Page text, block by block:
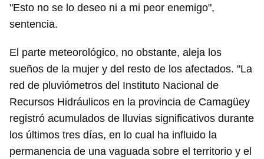
"Esto no se lo deseo ni a mi peor enemigo",
sentencia.
El parte meteorológico, no obstante, aleja los
sueños de la mujer y del resto de los afectados. "La
red de pluviómetros del Instituto Nacional de
Recursos Hidráulicos en la provincia de Camagüey
registró acumulados de lluvias significativos durante
los últimos tres días, en lo cual ha influido la
permanencia de una vaguada sobre el territorio y el